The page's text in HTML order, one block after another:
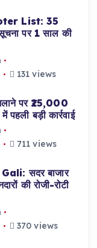
List: 35
पर 1 साल की
131 views
पर ₹25,000
पहली बड़ी कार्रवाई
711 views
सदर बाजार
की रोजी-रोटी
370 views